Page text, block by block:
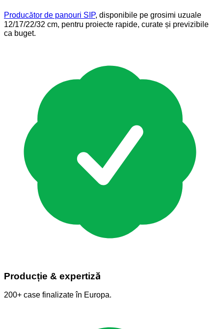
Producător de panouri SIP, disponibile pe grosimi uzuale
12/17/22/32 cm, pentru proiecte rapide, curate și previzibile
ca buget.
Producție & expertiză
200+ case finalizate în Europa.